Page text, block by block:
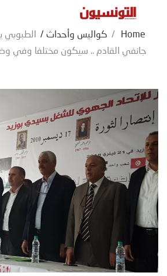
Home
/ كواليس وأحداث /
جانفي القادم .. سيكون مختلفا وفي